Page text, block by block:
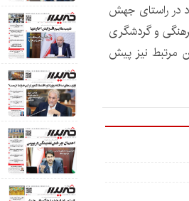
در راستای جهش
و گردشگری
مرتبط نیز پیش